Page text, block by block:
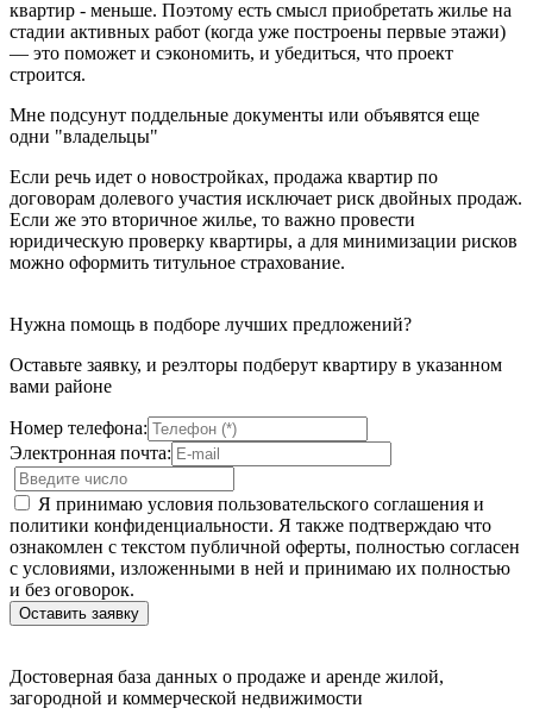
квартир - меньше. Поэтому есть смысл приобретать жилье на
стадии активных работ (когда уже построены первые этажи)
— это поможет и сэкономить, и убедиться, что проект
строится.
Мне подсунут поддельные документы или объявятся еще
одни "владельцы"
Если речь идет о новостройках, продажа квартир по
договорам долевого участия исключает риск двойных продаж.
Если же это вторичное жилье, то важно провести
юридическую проверку квартиры, а для минимизации рисков
можно оформить титульное страхование.
Нужна помощь в подборе лучших предложений?
Оставьте заявку, и реэлторы подберут квартиру в указанном
вами районе
Номер телефона:
Электронная почта:
Я принимаю условия пользовательского соглашения и
политики конфиденциальности. Я также подтверждаю что
ознакомлен с текстом публичной оферты, полностью согласен
с условиями, изложенными в ней и принимаю их полностью
и без оговорок.
Достоверная база данных о продаже и аренде жилой,
загородной и коммерческой недвижимости